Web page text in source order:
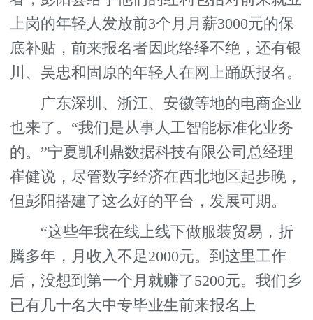
上岗的年轻人发放前3个月月薪3000元的保
底补贴，前来报名者因此络绎不绝，还有银
川、吴忠和固原的年轻人在网上踊跃报名。
广东深圳、浙江、安徽等地的电商企业
也来了。“我们是从事人工智能标准化业务
的。”宁夏凯利鼎数据科技有限公司总经理
崔健说，尽管数字经济在西北地区起步晚，
但彭阳搭建了这么好的平台，发展可期。
“这些年我在线上线下做服装贸易，折
腾多年，月收入不足2000元。到这里工作
后，没想到第一个月就赚了5200元。我们乡
已有几十名大中专毕业生前来报名上